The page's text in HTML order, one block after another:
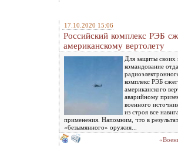
17.10.2020 15:06
Российский комплекс РЭБ
американскому вертолету
Для защиты своих
командование
комплекс РЭБ
американского
аварийному
военного
из строя все
применения. Напомним, что в
«безымянного» оружия...